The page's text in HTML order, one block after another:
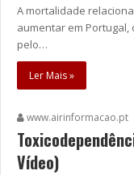
A mortalidade
aumentar em Portugal,
pelo…
Ler Mais »
www.airinformacao.pt
Vídeo)